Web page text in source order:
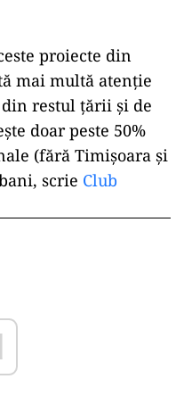
proiecte din
mai multă atenție
restul țării și de
doar peste 50%
(fără Timișoara și
scrie Club